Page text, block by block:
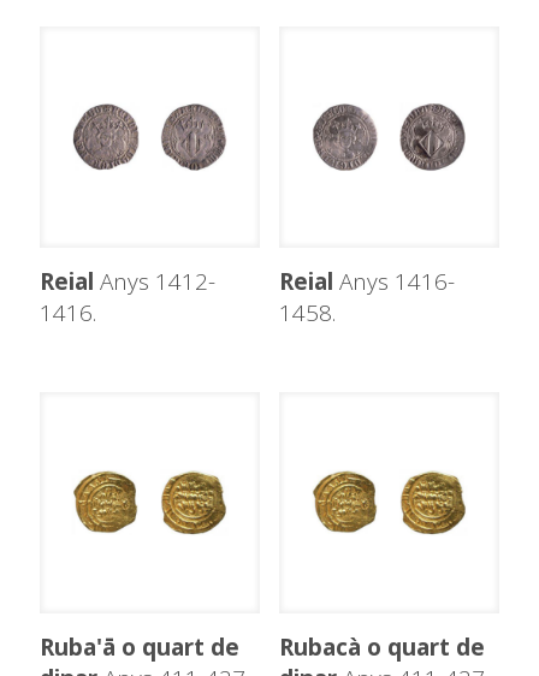
Reial Anys 1412-
1416.
Reial Anys 1416-
1458.
Ruba'ā o quart de
Rubacà o quart de